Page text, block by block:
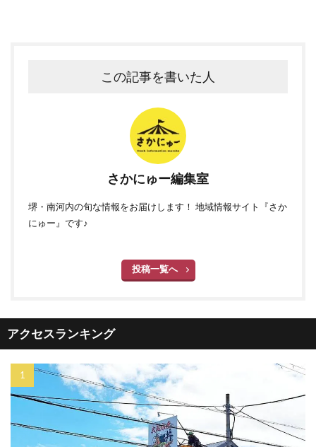
この記事を書いた人
さかにゅー編集室
堺・南河内の旬な情報をお届けします！ 地域情報サイト『さか
にゅー』です♪
投稿一覧へ
アクセスランキング